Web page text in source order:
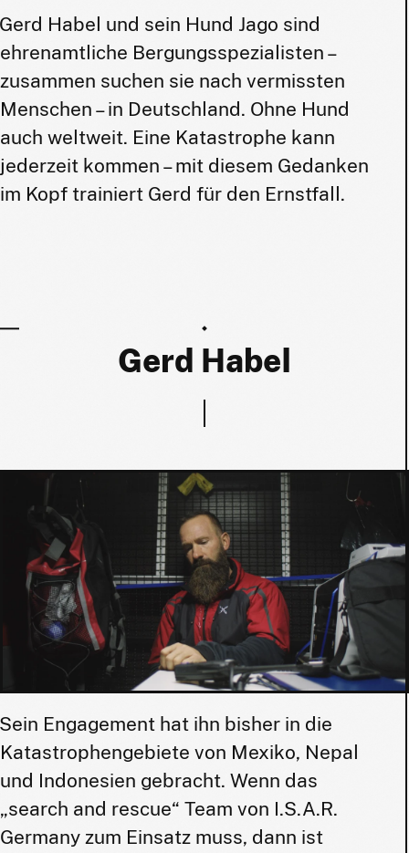
Habel und sein Hund Jago sind
ehrenamtliche Bergungsspezialisten –
zusammen suchen sie nach vermissten
Menschen – in Deutschland. Ohne Hund
auch weltweit. Eine Katastrophe kann
jederzeit kommen – mit diesem Gedanken
im Kopf trainiert Gerd für den Ernstfall.
Gerd Habel
Engagement hat ihn bisher in die
Katastrophengebiete von Mexiko, Nepal
und Indonesien gebracht. Wenn das
„search and rescue“ Team von I.S.A.R.
Germany zum Einsatz muss, dann ist